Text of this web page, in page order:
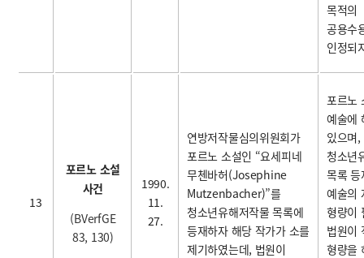
목적의
공용수
인정되
13
포르노 소설
사건
(BVerfGE
83, 130)
1990.
11.
27.
연방저작물심의위원회가
포르노 소설인 “요세피네
무첸바허(Josephine
Mutzenbacher)”를
청소년유해저작물 목록에
등재하자 해당 작가가 소를
제기하였는데, 법원이
포르노
예술에
있으며,
청소년
목록 등
예술의
형량이
법원이
형량을